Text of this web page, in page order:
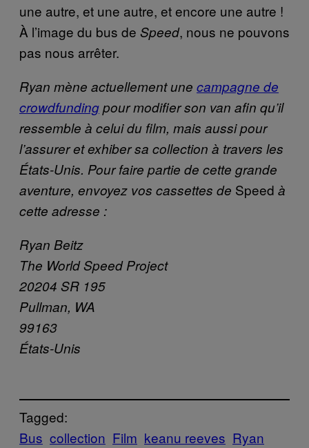
une autre, et une autre, et encore une autre !
À l’image du bus de Speed, nous ne pouvons
pas nous arrêter.
Ryan mène actuellement une campagne de
crowdfundingpour modifier son van afin qu’il
ressemble à celui du film, mais aussi pour
l’assurer et exhiber sa collection à travers les
États-Unis. Pour faire partie de cette grande
aventure, envoyez vos cassettes de Speed à
cette adresse :
Ryan Beitz
The World Speed Project
20204 SR 195
Pullman, WA
99163
États-Unis
Tagged:
Bus collection Film keanu reeves Ryan